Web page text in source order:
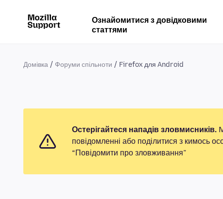
Ознайомитися з довідковими
статтями
Домівка Форуми спільноти Firefox для Android
Остерігайтеся нападів зловмисників.
повідомленні або поділитися з кимось
“Повідомити про зловживання”